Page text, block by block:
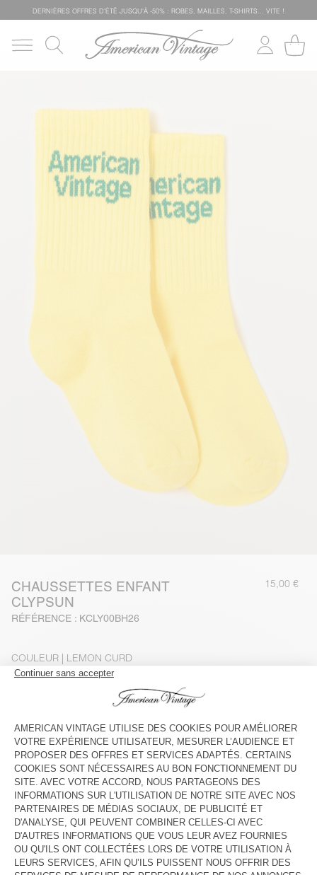
DERNIÈRES OFFRES D'ÉTÊ JUSQU'À -50% : ROBES, MAILLES, T-SHIRTS... VITE !
CHAUSSETTES ENFANT
CLYPSUN
RÉFÉRENCE : KCLY00BH26
15,00 €
COULEUR | LEMON CURD
S M
GUIDE DES TAILLES
Livraison estiméeentre le mercredi 12 août et le vendredi 14
août
AJOUTER AU PANIER